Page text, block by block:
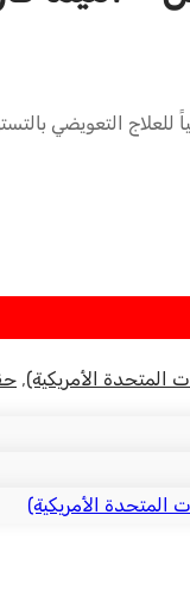
للعلاج التعويضي
المتحدة الأمريكية),
المتحدة الأمريكية)